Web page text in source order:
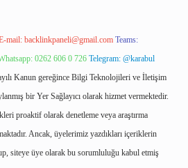
mail: backlinkpaneli@gmail.com Teams:
0262 606 0 726 Telegram: @karabul
Kanun gereğince Bilgi Teknolojileri ve İletişim
bir Yer Sağlayıcı olarak hizmet vermektedir.
proaktif olarak denetleme veya araştırma
Ancak, üyelerimiz yazdıkları içeriklerin
siteye üye olarak bu sorumluluğu kabul etmiş